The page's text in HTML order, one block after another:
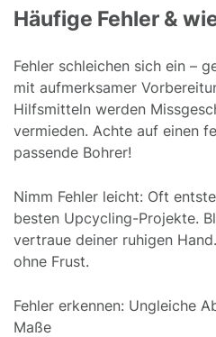
Häufige Fehler &
Fehler schleichen sich ein –
mit aufmerksamer
Hilfsmitteln werden
vermieden. Achte auf einen
passende Bohrer!
Nimm Fehler leicht: Oft
besten Upcycling-Projekte.
vertraue deiner ruhigen
ohne Frust.
Fehler erkennen: Ungleiche
Maße